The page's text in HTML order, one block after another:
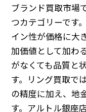
ブランド買取市場
つカテゴリーです
イン性が価格に大
加価値として加わ
がなくても品質と
す。リング買取で
の精度に加え、地
す。アルトル銀座